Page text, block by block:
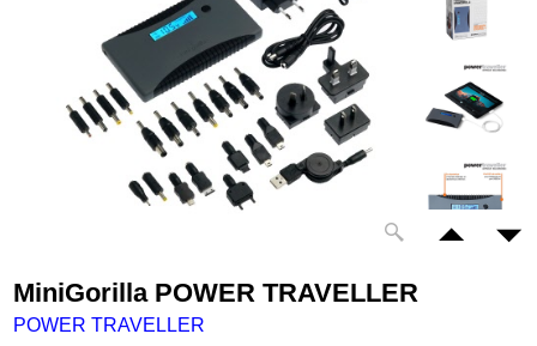
MiniGorilla POWER TRAVELLER
POWER TRAVELLER